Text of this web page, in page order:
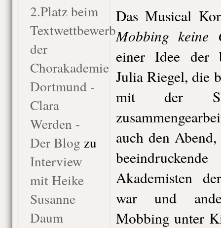
2.Platz beim
Textwettbewerb
der
Chorakademie
Dortmund -
Clara
Werden -
Der Blog zu
Interview
mit Heike
Susanne
Daum
Das Musical
Mobbing keine
einer Idee der
Julia Riegel, die
mit der
auch den
Akademisten
war und
Mobbing unter